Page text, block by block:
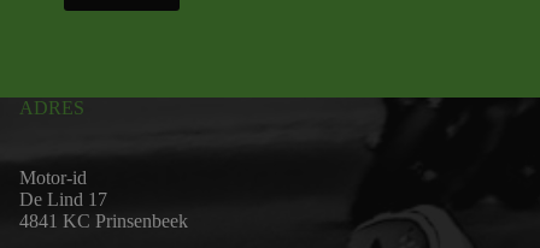
ADRES
Motor-id
De Lind 17
4841 KC Prinsenbeek